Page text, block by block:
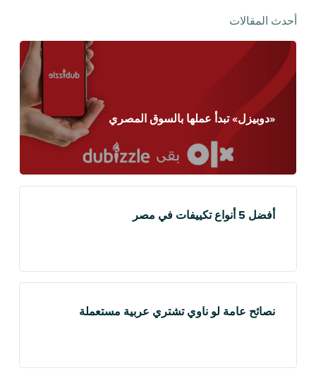
أحدث المقالات
«دوبيزل» تبدأ عملها بالسوق المصري
أفضل 5 أنواع تكييفات في مصر
نصائح عامة لو ناوي تشتري عربية مستعملة